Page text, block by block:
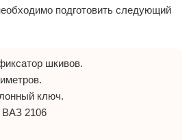
подготовить следующий
шкивов.
ключ.